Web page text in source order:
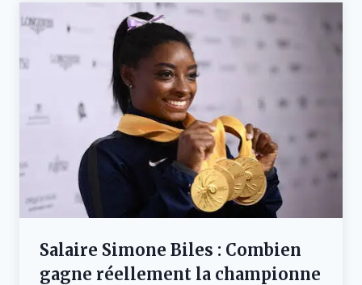
Salaire Simone Biles : Combien
gagne réellement la championne